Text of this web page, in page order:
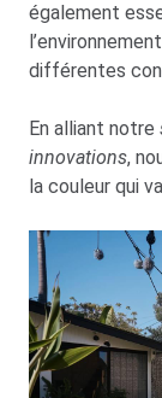
également
différentes
En alliant notre
innovations,
la couleur qui